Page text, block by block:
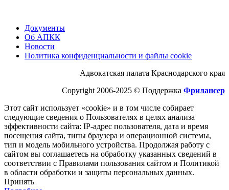
Документы
Об АПКК
Новости
Политика конфиденциальности и файлы cookie
Адвокатская палата Краснодарского края
Copyright 2006-2025 © Поддержка Фрилансер
Этот cайт использует «cookie» и в том числе собирает
следующие сведения о Пользователях в целях анализа
эффективности cайта: IP-адрес пользователя, дата и время
посещения cайта, типы браузера и операционной системы,
тип и модель мобильного устройства. Продолжая работу с
cайтом вы соглашаетесь на обработку указанных сведений в
соответствии с Правилами пользования cайтом и Политикой
в области обработки и защиты персональных данных.
Принять